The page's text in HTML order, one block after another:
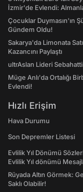
İzmir'de Evlendi:
Çocuklar Duymasın'ın
Gündem Oldu!
Sakarya'da Limonata
Kazancını Paylaştı
ultrAslan Lideri
Müge Anlı'da Ortalığı
Evlendi!
Hızlı Erişim
Hava Durumu
Son Depremler Listesi
Evlilik Yıl Dönümü
Evlilik Yıl dönümü
Rüyada Altın Görmek:
Saklı Olabilir!